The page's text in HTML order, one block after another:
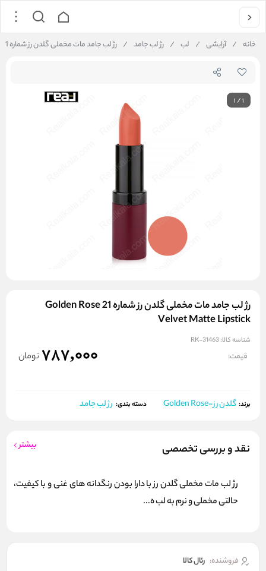
خانه / آرایشی / لب / رژ لب جامد / رژ لب جامد مات مخملی گلدن رز شماره 21 Golden Rose Velvet Matte Lipstick
1/1
رژ لب جامد مات مخملی گلدن رز شماره 21 Golden Rose
Velvet Matte Lipstick
شناسه کالا:RK-31463
قیمت: 787,000 تومان
برند: گلدن رز-Golden Rose دسته بندی: رژ لب جامد
نقد و بررسی تخصصی بیشتر
رژ لب مات مخملی گلدن رز با دارا بودن رنگدانه های غنی و با کیفیت،
حالتی مخملی و نرم به لب ه...
فروشنده: رئال كالا